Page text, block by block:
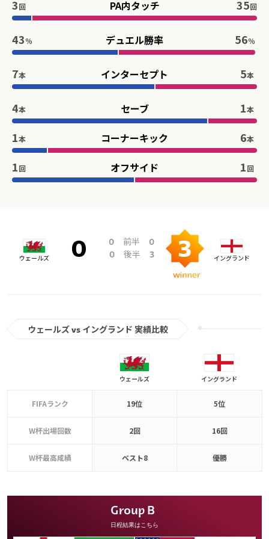
PA内タッチ
3回 35回
デュエル勝率
43％ 56％
インターセプト
7本 5本
セーブ
4本 1本
コーナーキック
1本 6本
オフサイド
1回 1回
ウェールズ 0 0 前半
0
0
後半 3 3 イングランド
ウェールズ vs イングランド 実績比較
ウェールズ イングランド
FIFAランク 19位 5位
W杯出場回数 2回 16回
W杯最高成績 ベスト8 優勝
Group B
日程結果はこちら